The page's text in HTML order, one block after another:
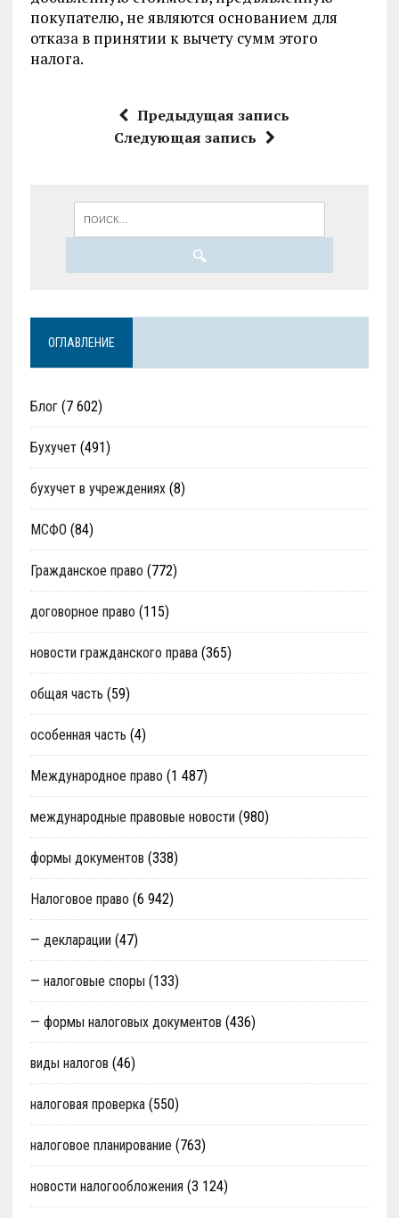
покупателю, не являются основанием для
отказа в принятии к вычету сумм этого
налога.
Предыдущая запись
Следующая запись
ОГЛАВЛЕНИЕ
Блог(7 602)
Бухучет(491)
бухучет в учреждениях(8)
МСФО (84)
Гражданское право (772)
договорное право (115)
новости гражданского права(365)
общая часть (59)
особенная часть (4)
Международное право (1 487)
международные правовые новости (980)
формы документов (338)
Налоговое право (6 942)
— декларации (47)
— налоговые споры (133)
— формы налоговых документов (436)
виды налогов (46)
налоговая проверка(550)
налоговое планирование (763)
новости налогообложения (3 124)